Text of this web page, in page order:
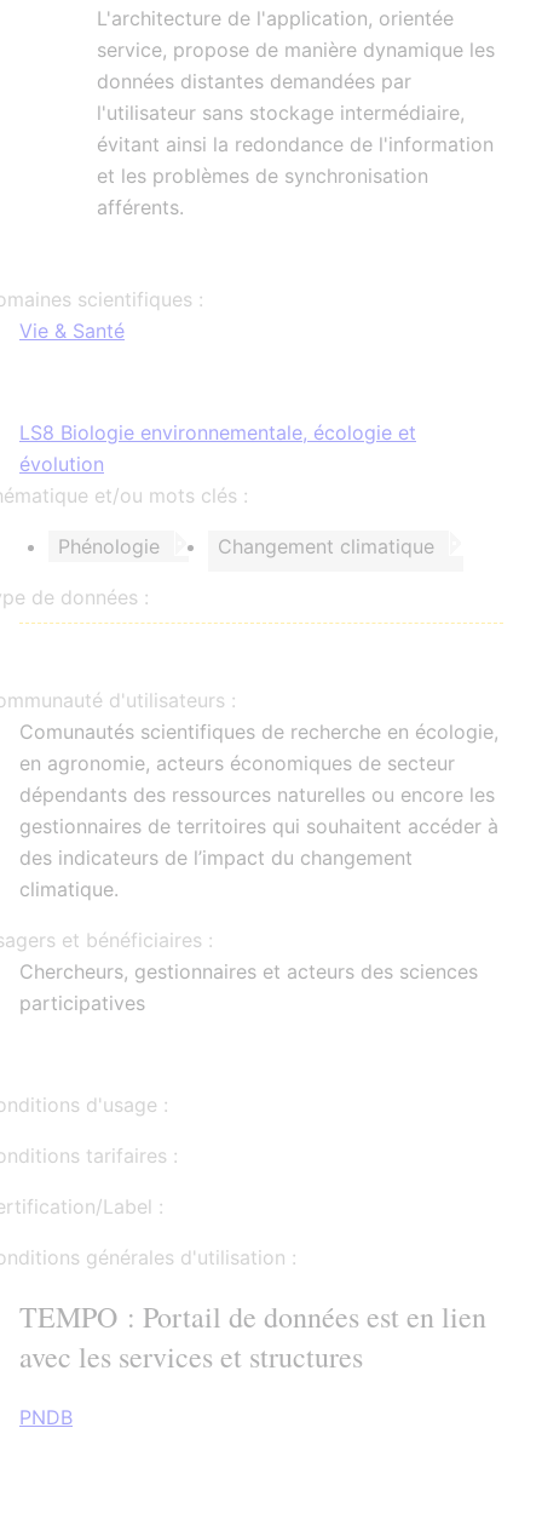
L'architecture de l'application, orientée
service, propose de manière dynamique les
données distantes demandées par
l'utilisateur sans stockage intermédiaire,
évitant ainsi la redondance de l'information
et les problèmes de synchronisation
afférents.
scientifiques :
Vie & Santé
LS8 Biologie environnementale, écologie et
évolution
et/ou mots clés :
Phénologie Changement climatique
de données :
d'utilisateurs :
Comunautés scientifiques de recherche en écologie,
en agronomie, acteurs économiques de secteur
dépendants des ressources naturelles ou encore les
gestionnaires de territoires qui souhaitent accéder à
des indicateurs de l’impact du changement
climatique.
et bénéficiaires :
Chercheurs, gestionnaires et acteurs des sciences
participatives
d'usage :
tarifaires :
Label :
générales d'utilisation :
TEMPO : Portail de données est en lien
avec les services et structures
PNDB